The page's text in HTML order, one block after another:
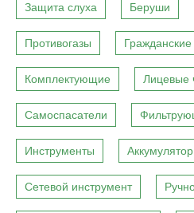
Защита слуха Беруши
Противогазы Гражданские
Комплектующие Лицевые
Самоспасатели
Инструменты
Сетевой инструмент